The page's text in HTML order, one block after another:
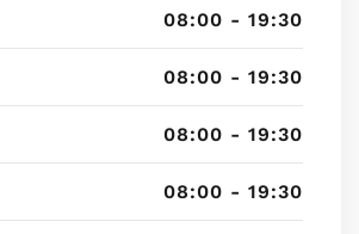
08:00 - 19:30
08:00 - 19:30
08:00 - 19:30
08:00 - 19:30